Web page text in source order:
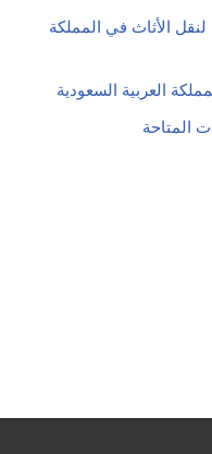
الأثاث في المملكة
العربية السعودية
المتاحة